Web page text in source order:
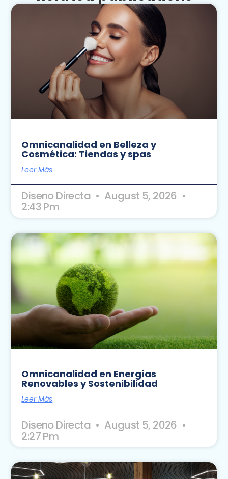
Omnicanalidad en Belleza y
Cosmética: Tiendas y spas
Leer Más
Diseno Directa August 5, 2026
2:43 Pm
Omnicanalidad en Energías
Renovables y Sostenibilidad
Leer Más
Diseno Directa August 5, 2026
2:27 Pm